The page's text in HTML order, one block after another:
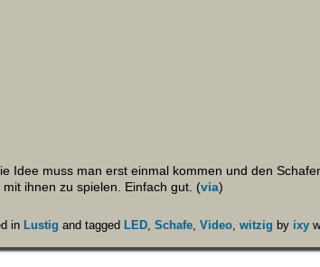
Idee muss man erst einmal kommen und den
mit ihnen zu spielen. Einfach gut. (via)
in Lustig and tagged LED,Schafe,Video,witzig by ixy